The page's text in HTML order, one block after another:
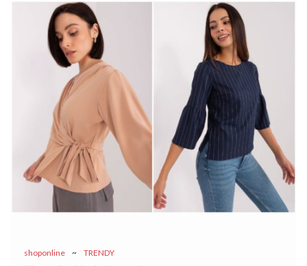
wersji basic. Omówimy ich popularność, różnorodność oraz
sposoby, w jakie można je nosić, aby stworzyć modną i wygodną
stylizację na różne okazje.
Ubrania basic- skąd się bierze ich
popularność?
Popularność ubrań basic wynika głównie z ich wszechstronności i
ponadczasowego charakteru. Te kluczowe elementy garderoby
są niezastąpione …
shoponline ~ TRENDY